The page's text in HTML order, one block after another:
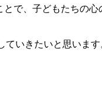
で、子どもたちの
いきたいと思います